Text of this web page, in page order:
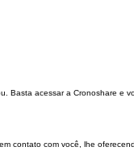
Basta acessar a Cronoshare e
contato com você, lhe